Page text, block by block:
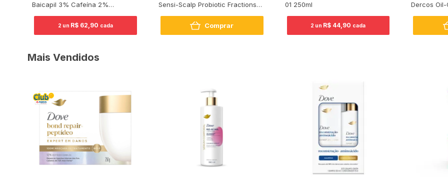
Baicapil 3% Cafeína 2%
Beauplex 50ml
2 un R$ 62,90 cada
Sensi-Scalp Probiotic Fractions
200ml
Comprar
01 250ml
2 un R$ 44,90 cada
Dercos
Mais Vendidos